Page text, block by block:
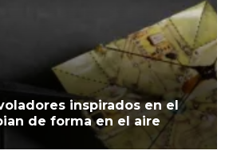
inspirados en el
de forma en el aire